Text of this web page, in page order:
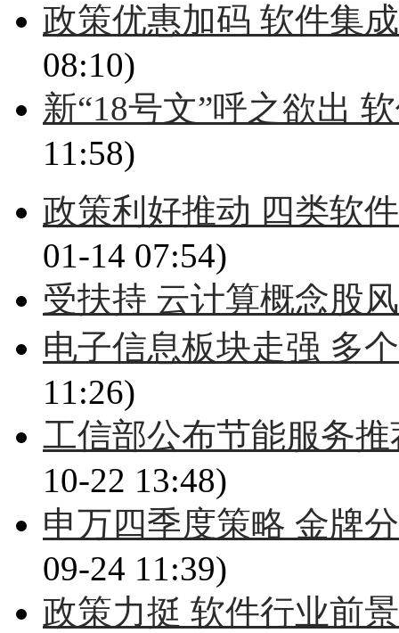
政策优惠加码 软件集
08:10)
新“18号文”呼之欲出
11:58)
政策利好推动 四类软
01-14 07:54)
受扶持 云计算概念股
电子信息板块走强 多
11:26)
工信部公布节能服务
10-22 13:48)
申万四季度策略 金牌
09-24 11:39)
政策力挺 软件行业前